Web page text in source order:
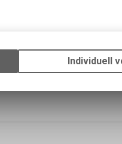
Funktionen unseres
zu ermöglichen. Bitte
Individuell